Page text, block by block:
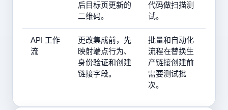
后目标页更新的
二维码。
代码做扫描测
试。
API 工作
流
更改集成前，先
映射端点行为、
身份验证和创建
链接字段。
批量和自动化
流程在替换生
产链接创建前
需要测试批
次。